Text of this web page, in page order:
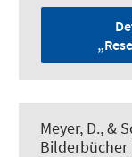
Meyer, D., &
Bilderbücher